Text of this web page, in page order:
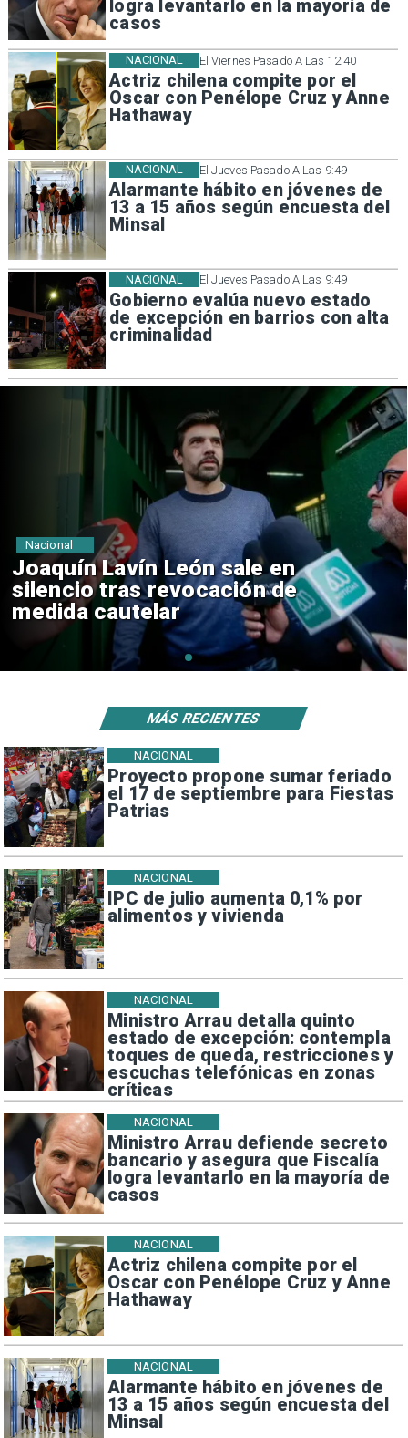
logra levantarlo en la mayoría de
casos
El Viernes Pasado A Las 12:40
Actriz chilena compite por el
Oscar con Penélope Cruz y Anne
Hathaway
NACIONAL
El Jueves Pasado A Las 9:49
Alarmante hábito en jóvenes de
13 a 15 años según encuesta del
Minsal
NACIONAL
El Jueves Pasado A Las 9:49
Gobierno evalúa nuevo estado
de excepción en barrios con alta
criminalidad
NACIONAL
Chile y Venezuela formalizan
reinicio de relaciones
consulares
Nacional
Proyecto propone sumar feriado
el 17 de septiembre para Fiestas
Patrias
NACIONAL
IPC de julio aumenta 0,1% por
alimentos y vivienda
NACIONAL
Ministro Arrau detalla quinto
estado de excepción: contempla
toques de queda, restricciones y
escuchas telefónicas en zonas
críticas
NACIONAL
Ministro Arrau defiende secreto
bancario y asegura que Fiscalía
logra levantarlo en la mayoría de
casos
NACIONAL
Actriz chilena compite por el
Oscar con Penélope Cruz y Anne
Hathaway
NACIONAL
Alarmante hábito en jóvenes de
13 a 15 años según encuesta del
Minsal
NACIONAL
MÁS RECIENTES